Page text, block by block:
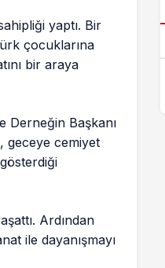
yaptı. Bir
çocuklarına
bir araya
Derneğin Başkanı
geceye cemiyet
Ardından
ile dayanışmayı